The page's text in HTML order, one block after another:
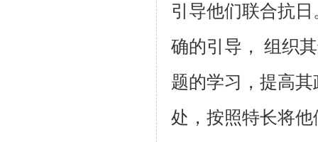
引导他们联合抗
确的引导， 组织
题的学习，提高
处，按照特长将